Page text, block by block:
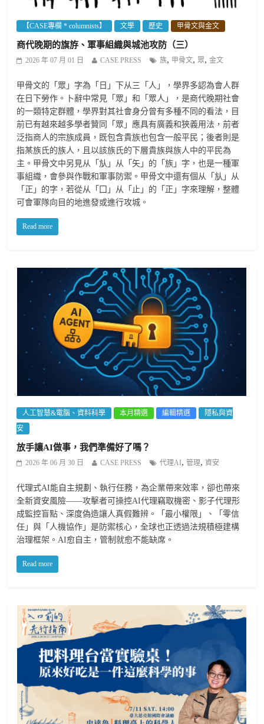
【CASE專欄 * columnists】 文學 歷史 甲骨文與金文
商代晚期的旗斿、軍事組織與城池攻防（三）
2026 年 07 月 01 日 CASE PRESS 族, 甲骨文,眾,金文
甲骨文的「眾」字為「日」下从三「人」，學界多認為會人群
在日下勞作。卜辭中常見「眾」和「眾人」，是商代晚期社會
的一類特定群體，學界對其社會身分曾有多種不同的看法，目
前已有越來越多學者贊同「眾」應具有廣義和狹義用法，前者
泛指商人的宗族成員，既包含貴族也包含一般平民；後者則是
指某族氏的族人，且以該族氏的下層貴族與族人中的平民為
主。甲骨文中另見从「㫃」从「矢」的「族」字，也是一種軍
事組織，會參與作戰和軍事防禦。甲骨文中還有個从「㫃」从
「正」的字，若從从「囗」从「止」的「正」字來理解，整體
可會軍隊向目的地進發或進行攻城。
Read more
人工智慧&電腦、資料科學 本月精選 編輯精選
隱私與資
安
放手讓AI做事，我們準備好了嗎？
2026 年 06 月 30 日 CASE PRESS 代理AI,管理,資安
代理式AI能自主規劃、執行任務，為企業帶來效率，卻也帶來
全新資安風險——攻擊者可操控AI代理竊取機密、影子代理形
成監控盲點、深度偽造讓人真假難辨。「最小權限」、「零信
任」與「人機協作」是防禦核心，全球也正透過法規積極建構
治理框架。AI愈自主，管制就愈不能缺席。
Read more